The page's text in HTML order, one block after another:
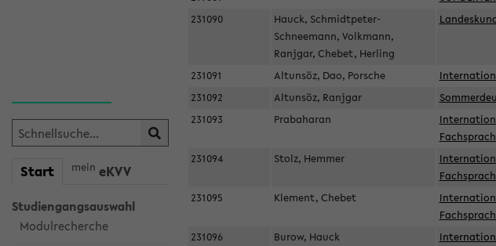
Start mein eKVV
Studiengangsauswahl
Modulrecherche
231090
Hauck, Schmidtpeter-
Schneemann, Volkmann,
Ranjgar, Chebet, Herling
231091 Altunsöz, Dao, Porsche
231092
Altunsöz, Ranjgar
231093
Prabaharan
231094 Stolz, Hemmer
231095 Klement, Chebet
231096 Burow, Hauck